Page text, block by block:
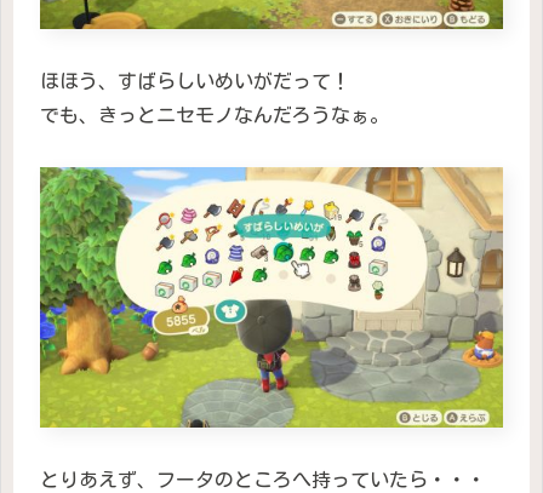
ほほう、すばらしいめいがだって！
でも、きっとニセモノなんだろうなぁ。
とりあえず、フータのところへ持っていたら・・・